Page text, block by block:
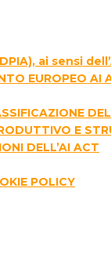
ai sensi
EUROPEO
E
DELL’AI ACT
POLICY